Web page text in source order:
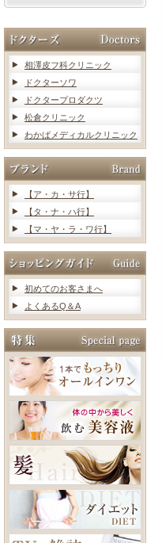
相澤皮フ科クリニック
ドクターソワ
ドクタープロダクツ
松倉クリニック
わかばメディカルクリニック
【ア・カ・サ行】
【タ・ナ・ハ行】
【マ・ヤ・ラ・ワ行】
初めてのお客さまへ
よくあるQ＆A